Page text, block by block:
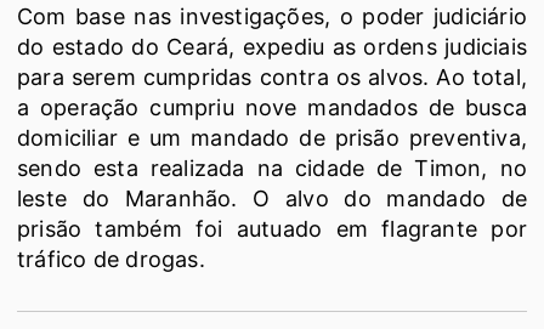
Com base nas investigações, o poder judiciário
do estado do Ceará, expediu as ordens judiciais
para serem cumpridas contra os alvos. Ao total,
a operação cumpriu nove mandados de busca
domiciliar e um mandado de prisão preventiva,
sendo esta realizada na cidade de Timon, no
leste do Maranhão. O alvo do mandado de
prisão também foi autuado em flagrante por
tráfico de drogas.